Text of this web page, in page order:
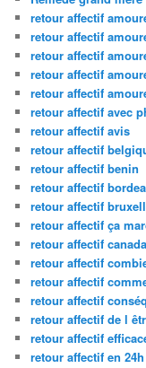
retour affectif
retour affectif
retour affectif
retour affectif
retour affectif
retour affectif avec
retour affectif avis
retour affectif
retour affectif benin
retour affectif
retour affectif
retour affectif ça
retour affectif canada
retour affectif
retour affectif
retour affectif
retour affectif de l
retour affectif
retour affectif en 24h